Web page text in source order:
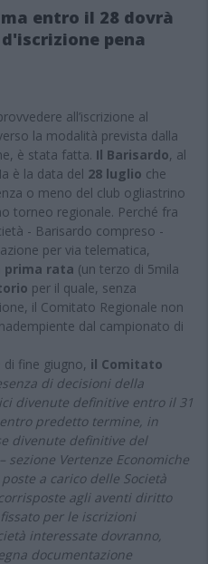
entro il 28 dovrà
pena
all’iscrizione al
la modalità prevista dalla
è stata fatta. Il Barisardo, al
è la data del 28 luglio che
o meno del club ogliastrino
torneo regionale. Perché fra
- Barisardo compreso -
per via telematica,
prima rata (un terzo di 5mila
per il quale, senza
il Comitato Regionale non
dal campionato di
fine giugno, il Comitato
di decisioni della
divenute definitive entro il 31
predetto termine, in
divenute definitive del
sezione Vertenze Economiche
a carico delle Società
agli aventi diritto
per le iscrizioni
interessate dovranno,
documentazione